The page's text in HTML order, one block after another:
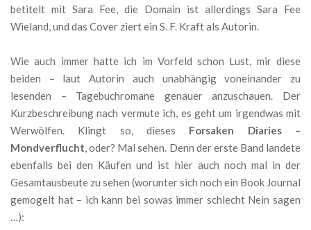
betitelt mit Sara Fee, die Domain ist allerdings Sara Fee
Wieland, und das Cover ziert ein S. F. Kraft als Autorin.
Wie auch immer hatte ich im Vorfeld schon Lust, mir diese
beiden – laut Autorin auch unabhängig voneinander zu
lesenden – Tagebuchromane genauer anzuschauen. Der
Kurzbeschreibung nach vermute ich, es geht um irgendwas mit
Werwölfen. Klingt so, dieses Forsaken Diaries –
Mondverflucht , oder? Mal sehen. Denn der erste Band landete
ebenfalls bei den Käufen und ist hier auch noch mal in der
Gesamtausbeute zu sehen (worunter sich noch ein Book Journal
gemogelt hat – ich kann bei sowas immer schlecht Nein sagen
…):